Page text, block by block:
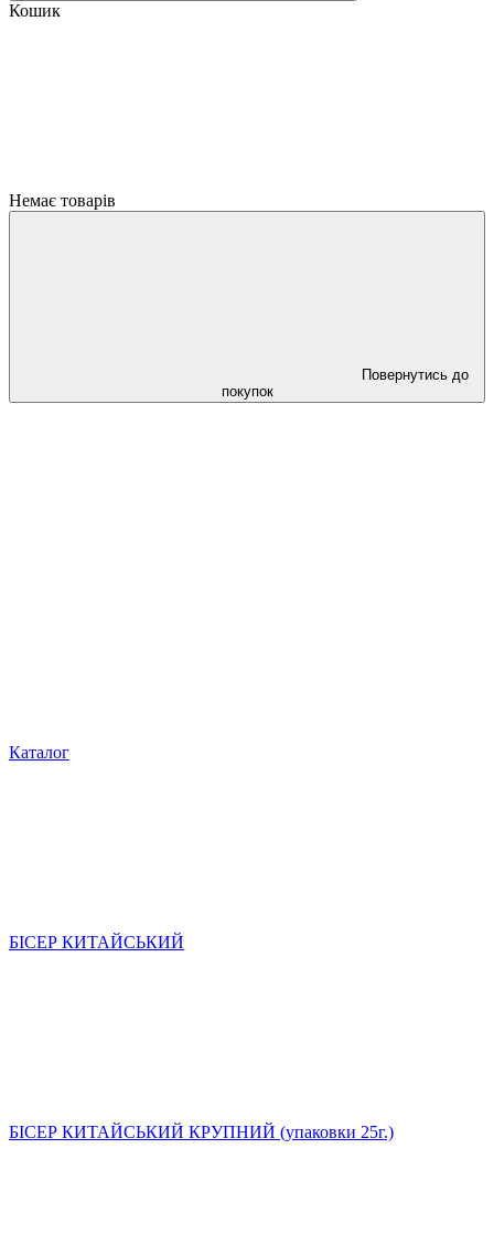
Кошик
Немає товарів
Повернутись до
покупок
Каталог
БІСЕР КИТАЙСЬКИЙ
БІСЕР КИТАЙСЬКИЙ КРУПНИЙ (упаковки 25г.)